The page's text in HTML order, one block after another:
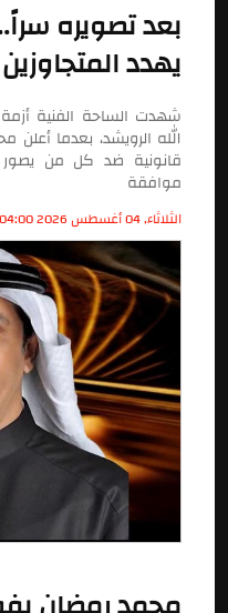
بعد تصويره
يهدد
شهدت الساحة الفنية
الله الرويشد، بعدما أعلن
قانونية ضد كل من
موافقة
الثلاثاء, 04 أغسطس 2026 04:00 م